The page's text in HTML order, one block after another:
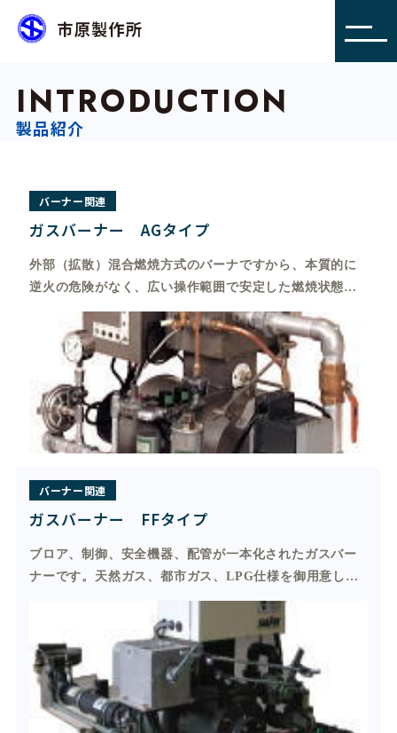
INTRODUCTION
製品紹介
バーナー関連
ガスバーナー AGタイプ
外部（拡散）混合燃焼方式のバーナですから、本質的に
逆火の危険がなく、広い操作範囲で安定した燃焼状態が
得られます。
AGタイプガスバ－ナは、外部（拡散）混合燃焼方式のバ
ーナですから、 本質的に逆火の危険がなく、広い操作範
囲で安定した燃焼状態が得られます。 バーナおよび制御
装置はガス機器の安全基準に従い、安全を最優先とする
設計になっています。 バーナヘッド、送風機、制御装置
で狭いスペースでも有効に活用できます。 LPG、都市ガ
ス、特殊ガス仕様と御用意しております。
バーナー関連
ガスバーナー FFタイプ
ブロア、制御、安全機器、配管が一本化されたガスバー
ナーです。天然ガス、都市ガス、LPG仕様を御用意して
ブロア、制御、安全機器、配管が一本化されたガスバー
ナーです。 天然ガス、都市ガス、LPG仕様を御用意して
おります。 炎の力が非常に強い為、内圧の高い燃焼室で
の使用が可能です。 バーナートップは色々のブラストバ